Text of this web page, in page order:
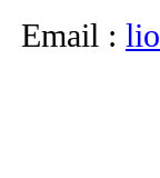
Email :